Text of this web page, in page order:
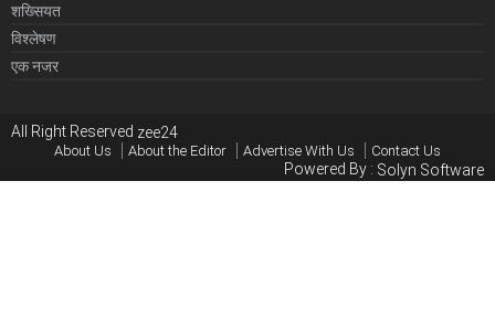
शख्सियत
विश्लेषण
एक नजर
All Right Reserved zee24
About Us About the Editor Advertise With Us Contact Us
Powered By : Solyn Software